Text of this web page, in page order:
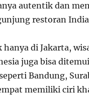
autentik dan
restoran
hanya di Jakarta,
juga bisa
Bandung,
memiliki ciri